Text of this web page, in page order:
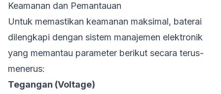
Keamanan dan Pemantauan
Untuk memastikan keamanan maksimal, baterai
dilengkapi dengan sistem manajemen elektronik
yang memantau parameter berikut secara terus-
menerus:
Tegangan (Voltage)